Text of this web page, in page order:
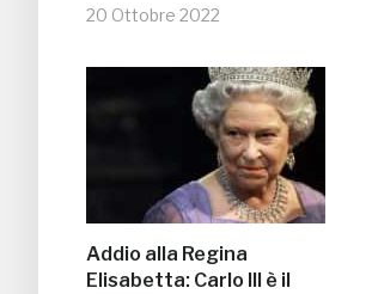
20 Ottobre 2022
Addio alla Regina
Elisabetta: Carlo III è il